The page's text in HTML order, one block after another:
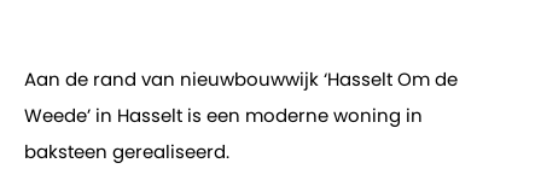
Aan de rand van nieuwbouwwijk ‘Hasselt Om de
Weede’ in Hasselt is een moderne woning in
baksteen gerealiseerd.